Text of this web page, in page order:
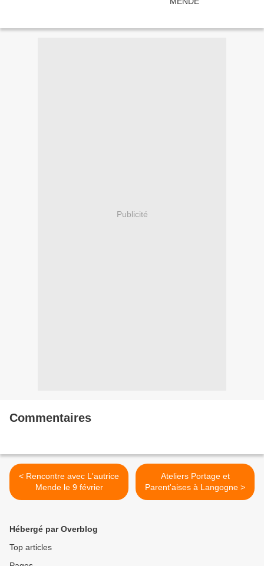
Publicité
Commentaires
< Rencontre avec L'autrice
Mende le 9 février
Ateliers Portage et
Parent'aises à Langogne >
Hébergé par Overblog
Top articles